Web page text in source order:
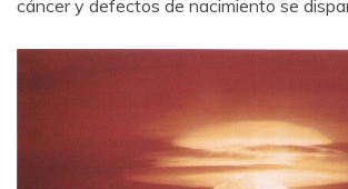
cáncer y defectos de nacimiento se